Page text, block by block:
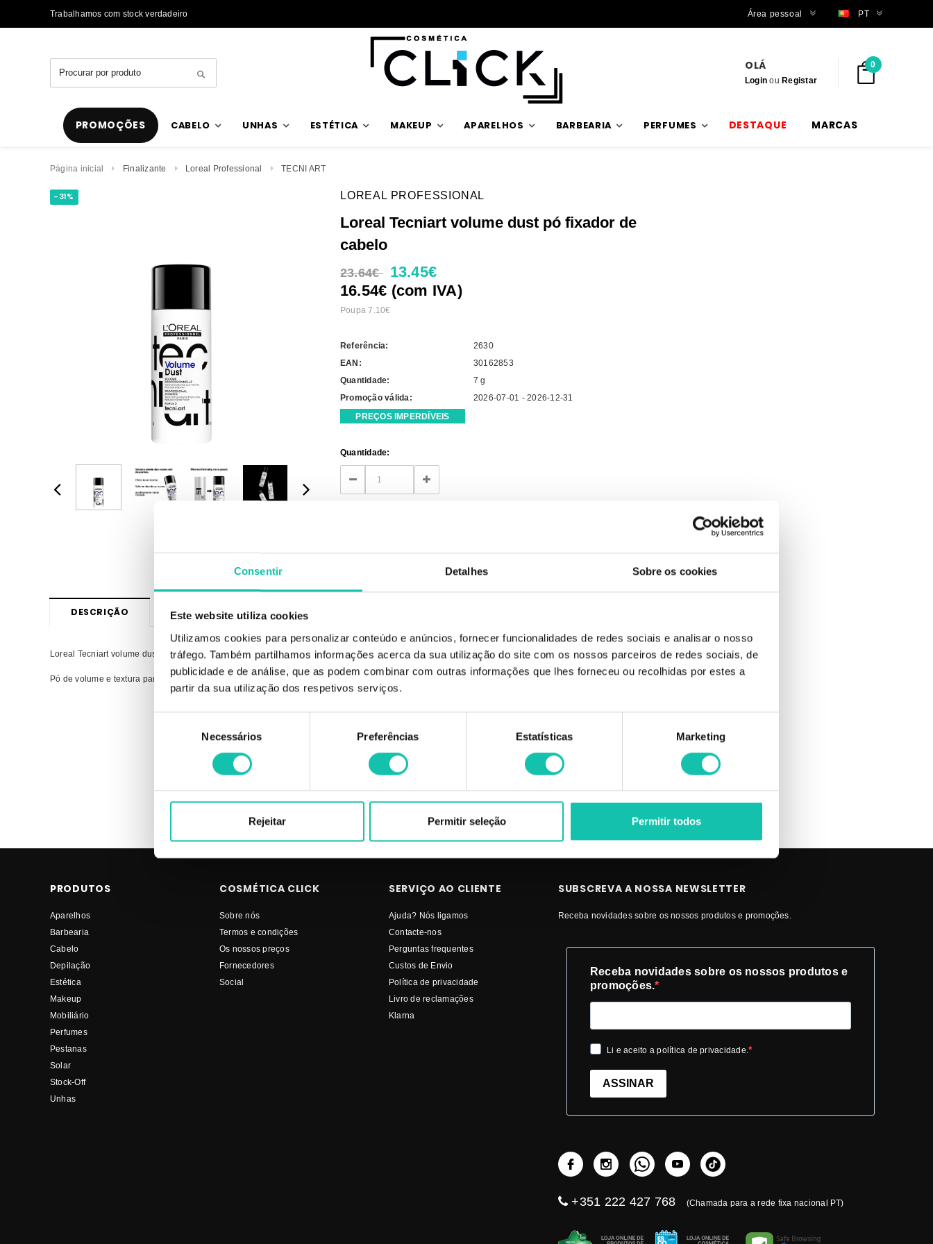
Consentir Detalhes Sobre os cookies
Este website utiliza cookies
Utilizamos cookies para personalizar conteúdo e anúncios, fornecer funcionalidades de redes sociais e analisar o nosso
tráfego. Também partilhamos informações acerca da sua utilização do site com os nossos parceiros de redes sociais, de
publicidade e de análise, que as podem combinar com outras informações que lhes forneceu ou recolhidas por estes a
partir da sua utilização dos respetivos serviços.
consentimento
Necessários Preferências Estatísticas Marketing
Rejeitar Permitir seleção Permitir todos
Trabalhamos com stock verdadeiro Trabalhamos com stock verdadeiro
Área pessoal PT
OLÁ
Login ouRegistar
0
PROMOÇÕES CABELO UNHAS ESTÉTICA MAKEUP APARELHOS BARBEARIA PERFUMES DESTAQUE MARCAS
Página inicial Finalizante Loreal Professional TECNI ART
-31% LOREAL PROFESSIONAL
Loreal Tecniart volume dust pó fixador de
cabelo
23.64€ 13.45€
16.54€ (com IVA)
Poupa 7.10€
Referência:
2630
EAN:
30162853
Quantidade:
7 g
Promoção válida:
2026-07-01 - 2026-12-31
PREÇOS IMPERDÍVEIS
Current
Stock:
Quantidade:
DECREASE
QUANTITY:
INCREASE
QUANTITY:
DESCRIÇÃO +INFORMAÇÃO INGREDIENTES
Loreal Tecniart volume dust pó fixador de cabelo
Pó de volume e textura para um cabelo volumoso.
Comprar Finalizante TECNI ART LOREAL PROFESSIONAL MELHOR PREÇO | Comprar LOREAL PROFESSIONAL Finalizante TECNI ART MELHOR PREÇO
PRODUTOS
Aparelhos
Barbearia
Cabelo
Depilação
Estética
Makeup
Mobiliário
Perfumes
Pestanas
Solar
Stock-Off
Unhas
COSMÉTICA CLICK
Sobre nós
Termos e condições
Os nossos preços
Fornecedores
Social
SERVIÇO AO CLIENTE
Ajuda? Nós ligamos
Contacte-nos
Perguntas frequentes
Custos de Envio
Política de privacidade
Livro de reclamações
Klarna
SUBSCREVA A NOSSA NEWSLETTER
Receba novidades sobre os nossos produtos e promoções.
Receba novidades sobre os nossos produtos e
promoções.
Li e aceito a política de privacidade.
ASSINAR
+351 222 427 768 (Chamada para a rede fixa nacional PT)